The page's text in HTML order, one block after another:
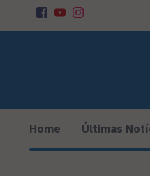
Home Últimas